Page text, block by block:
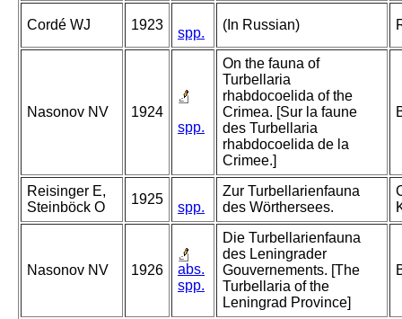
Cordé WJ 1923
spp.
(In Russian)
Nasonov NV
1924
spp.
On the fauna of
Turbellaria
rhabdocoelida of the
Crimea. [Sur la faune
des Turbellaria
rhabdocoelida de la
Crimee.]
Reisinger E,
Steinböck O
1925
spp.
Zur Turbellarienfauna
des Wörthersees.
Nasonov NV 1926
abs.
spp.
Die Turbellarienfauna
des Leningrader
Gouvernements. [The
Turbellaria of the
Leningrad Province]